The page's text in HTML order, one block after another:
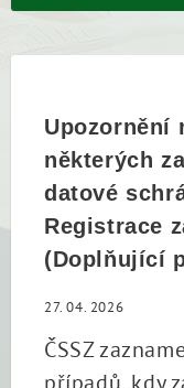
Upozornění
některých
datové
Registrace
(Doplňující
27. 04. 2026
ČSSZ